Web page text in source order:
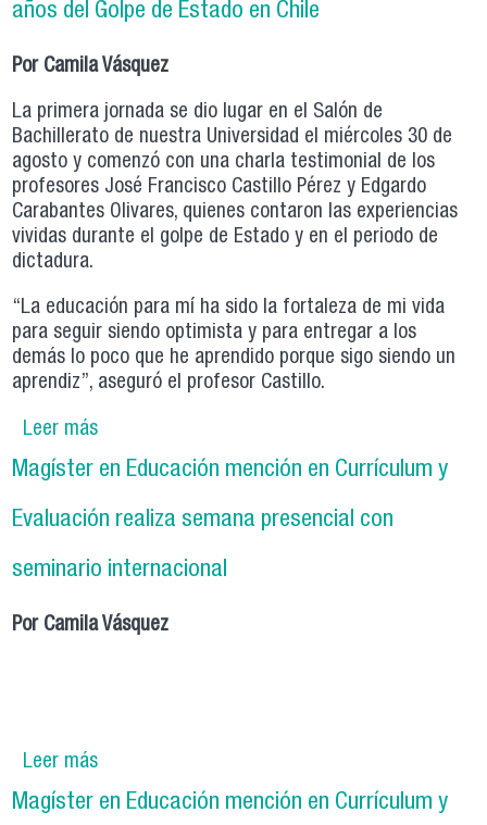
años del Golpe de Estado en Chile
Por Camila Vásquez
La primera jornada se dio lugar en el Salón de
Bachillerato de nuestra Universidad el miércoles 30 de
agosto y comenzó con una charla testimonial de los
profesores José Francisco Castillo Pérez y Edgardo
Carabantes Olivares, quienes contaron las experiencias
vividas durante el golpe de Estado y en el periodo de
dictadura.
“La educación para mí ha sido la fortaleza de mi vida
para seguir siendo optimista y para entregar a los
demás lo poco que he aprendido porque sigo siendo un
aprendiz”, aseguró el profesor Castillo.
Leer mássobre Departamento de Educación realiza
conversatorio bajo el contexto de la
conmemoración de los 50 años del Golpe de
Estado en Chile
Magíster en Educación mención en Currículum y
Evaluación realiza semana presencial con
seminario internacional
Por Camila Vásquez
Leer mássobre Magíster en Educación mención en
Currículum y Evaluación realiza semana
presencial con seminario internacional
Magíster en Educación mención en Currículum y